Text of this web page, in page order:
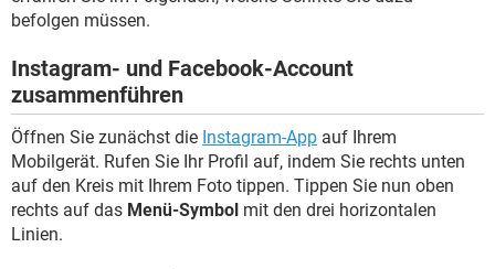
befolgen müssen.
Instagram- und Facebook-Account
zusammenführen
Öffnen Sie zunächst die Instagram-App auf Ihrem
Mobilgerät. Rufen Sie Ihr Profil auf, indem Sie rechts unten
auf den Kreis mit Ihrem Foto tippen. Tippen Sie nun oben
rechts auf das Menü-Symbol mit den drei horizontalen
Linien.